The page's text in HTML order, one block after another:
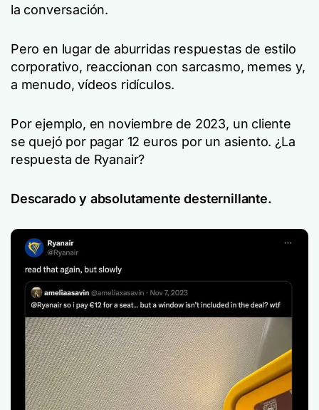
la conversación.
Pero en lugar de aburridas respuestas de estilo
corporativo, reaccionan con sarcasmo, memes y,
a menudo, vídeos ridículos.
Por ejemplo, en noviembre de 2023, un cliente
se quejó por pagar 12 euros por un asiento. ¿La
respuesta de Ryanair?
Descarado y absolutamente desternillante.